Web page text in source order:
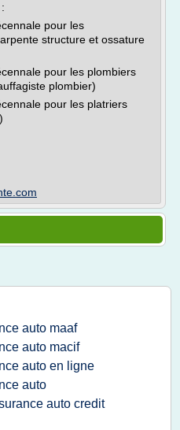
pour les
structure et ossature
pour les plombiers
plombier)
pour les platriers
auto maaf
auto macif
auto en ligne
auto
auto credit